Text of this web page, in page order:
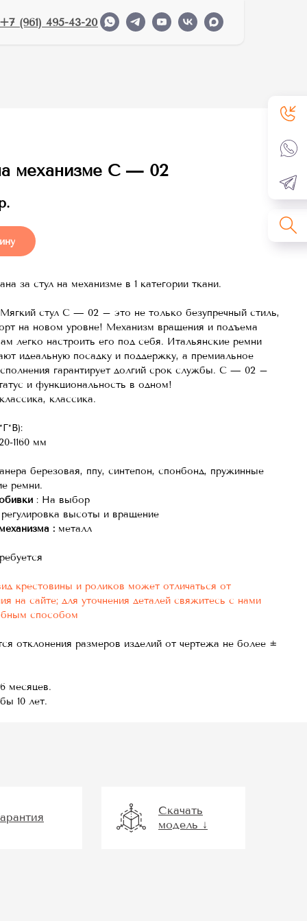
+7 (961) 495-43-20
механизме C — 02
за стул на механизме в 1 категории ткани.
Мягкий стул С — 02 – это не только безупречный стиль,
на новом уровне! Механизм вращения и подъема
легко настроить его под себя. Итальянские ремни
идеальную посадку и поддержку, а премиальное
гарантирует долгий срок службы. С — 02 –
и функциональность в одном!
классика.
1160 мм
березовая, ппу, синтепон, спонбонд, пружинные
ремни.
: На выбор
регулировка высоты и вращение
: металл
крестовины и роликов может отличаться от
на сайте; для уточнения деталей свяжитесь с нами
способом
отклонения размеров изделий от чертежа не более ±
месяцев.
10 лет.
Скачать
модель ↓